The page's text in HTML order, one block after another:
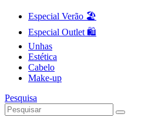
Especial Verão 🏖️
Especial Outlet 🛍️
Unhas
Estética
Cabelo
Make-up
Pesquisa